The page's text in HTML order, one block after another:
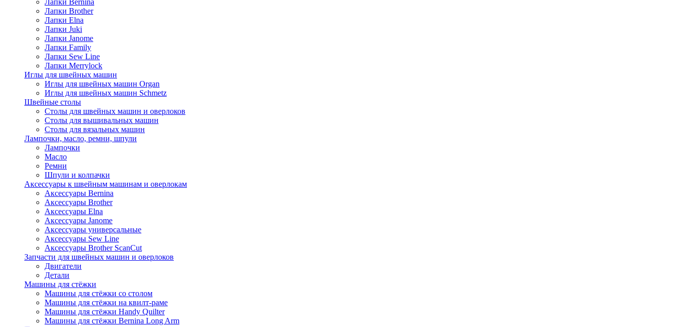
Лапки Bernina
Лапки Brother
Лапки Elna
Лапки Juki
Лапки Janome
Лапки Family
Лапки Sew Line
Лапки Merrylock
Иглы для швейных машин
Иглы для швейных машин Organ
Иглы для швейных машин Schmetz
Швейные столы
Столы для швейных машин и оверлоков
Столы для вышивальных машин
Столы для вязальных машин
Лампочки, масло, ремни, шпули
Лампочки
Масло
Ремни
Шпули и колпачки
Аксессуары к швейным машинам и оверлокам
Аксессуары Bernina
Аксессуары Brother
Аксессуары Elna
Аксессуары Janome
Аксессуары универсальные
Аксессуары Sew Line
Аксессуары Brother ScanCut
Запчасти для швейных машин и оверлоков
Двигатели
Детали
Машины для стёжки
Машины для стёжки со столом
Машины для стёжки на квилт-раме
Машины для стёжки Handy Quilter
Машины для стёжки Bernina Long Arm